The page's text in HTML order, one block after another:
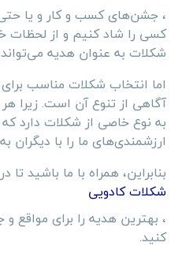
، جشن‌های کسب و کار و یا
کسی را شاد کنیم و از لحظات
شکلات به عنوان هدیه
اما انتخاب شکلات مناسب
آگاهی از تنوع آن است. زیرا هر
به نوع خاصی از شکلات دارد
ارزشمندی‌های ما را با دیگران
بنابراین، همراه با ما باشید
شکلات کادویی
، بهترین هدیه را برای
کنید.